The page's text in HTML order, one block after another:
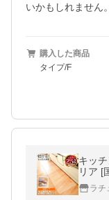
いかもしれません。
購入した商品
タイプ/F
キッ
リア [
ト お
C 厚ラチ